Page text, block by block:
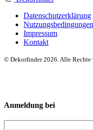
Datenschutzerklärung
Nutzungsbedingungen
Impressum
Kontakt
© Dekorfinder 2026. Alle Rechte
Anmeldung bei